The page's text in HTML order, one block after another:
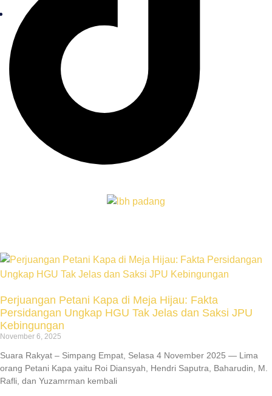
Perjuangan Petani Kapa di Meja Hijau: Fakta
Persidangan Ungkap HGU Tak Jelas dan Saksi JPU
Kebingungan
November 6, 2025
Suara Rakyat – Simpang Empat, Selasa 4 November 2025 — Lima
orang Petani Kapa yaitu Roi Diansyah, Hendri Saputra, Baharudin, M.
Rafli, dan Yuzamrman kembali